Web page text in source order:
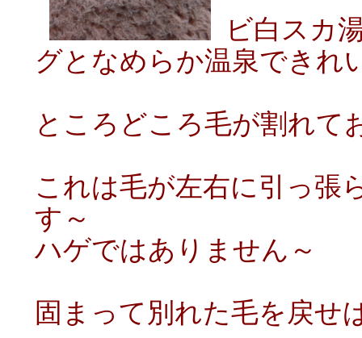
ビ白スカ
グとなめらか温泉できれ
ところどころ毛が割れて
これは毛が左右に引っ張
す～
ハゲではありません～
固まって別れた毛を戻せ